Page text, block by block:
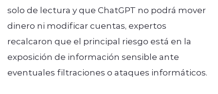
solo de lectura y que ChatGPT no podrá mover
dinero ni modificar cuentas, expertos
recalcaron que el principal riesgo está en la
exposición de información sensible ante
eventuales filtraciones o ataques informáticos.